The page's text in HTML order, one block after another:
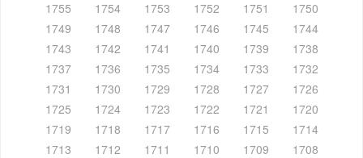
1755
1754 1753 1752 1751
1750
1749
1748 1747 1746 1745
1744
1743
1742 1741 1740 1739
1738
1737
1736 1735 1734 1733
1732
1731
1730 1729 1728 1727
1726
1725
1724 1723 1722 1721
1720
1719
1718 1717 1716 1715
1714
1713
1712 1711 1710 1709
1708